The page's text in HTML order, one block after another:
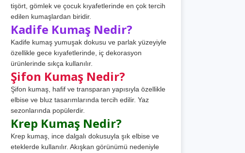
tişört, gömlek ve çocuk kıyafetlerinde en çok tercih
edilen kumaşlardan biridir.
Kadife Kumaş Nedir?
Kadife kumaş yumuşak dokusu ve parlak yüzeyiyle
özellikle gece kıyafetlerinde, iç dekorasyon
ürünlerinde sıkça kullanılır.
Şifon Kumaş Nedir?
Şifon kumaş, hafif ve transparan yapısıyla özellikle
elbise ve bluz tasarımlarında tercih edilir. Yaz
sezonlarında popülerdir.
Krep Kumaş Nedir?
Krep kumaş, ince dalgalı dokusuyla şık elbise ve
eteklerde kullanılır. Akışkan görünümü nedeniyle